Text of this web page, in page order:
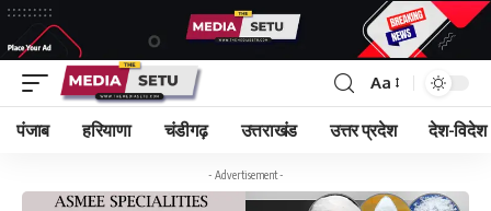
Aa
पंजाब हरियाणा चंडीगढ़ उत्तराखंड उत्तर प्रदेश देश-विदेश
- Advertisement -